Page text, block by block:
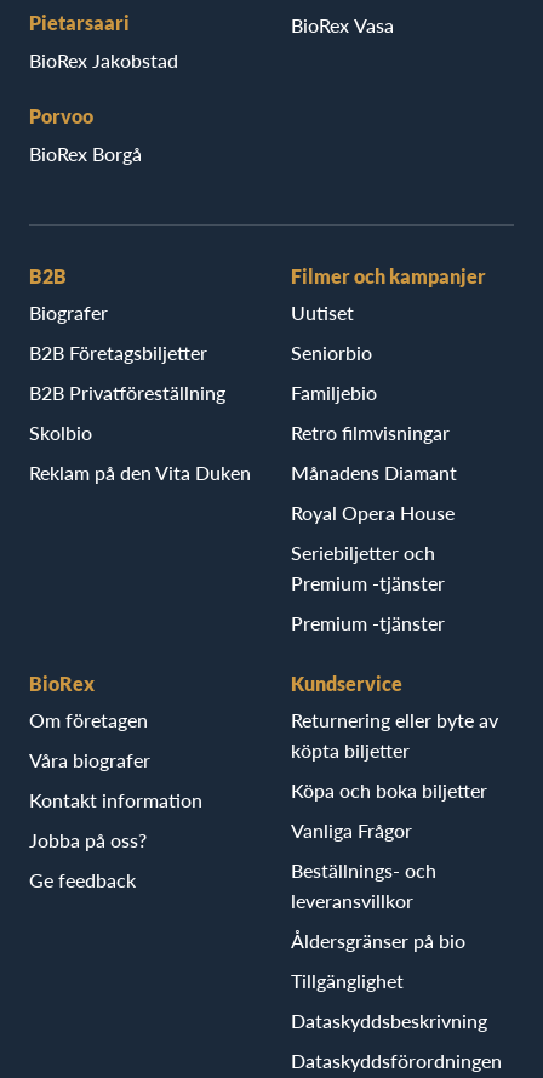
Pietarsaari
BioRex Jakobstad
Porvoo
BioRex Borgå
BioRex Vasa
B2B
Biografer
B2B Företagsbiljetter
B2B Privatföreställning
Skolbio
Reklam på den Vita Duken
Filmer och kampanjer
Uutiset
Seniorbio
Familjebio
Retro filmvisningar
Månadens Diamant
Royal Opera House
Seriebiljetter och
Premium -tjänster
Premium -tjänster
BioRex
Om företagen
Våra biografer
Kontakt information
Jobba på oss?
Ge feedback
Kundservice
Returnering eller byte av
köpta biljetter
Köpa och boka biljetter
Vanliga Frågor
Beställnings- och
leveransvillkor
Åldersgränser på bio
Tillgänglighet
Dataskyddsbeskrivning
Dataskyddsförordningen